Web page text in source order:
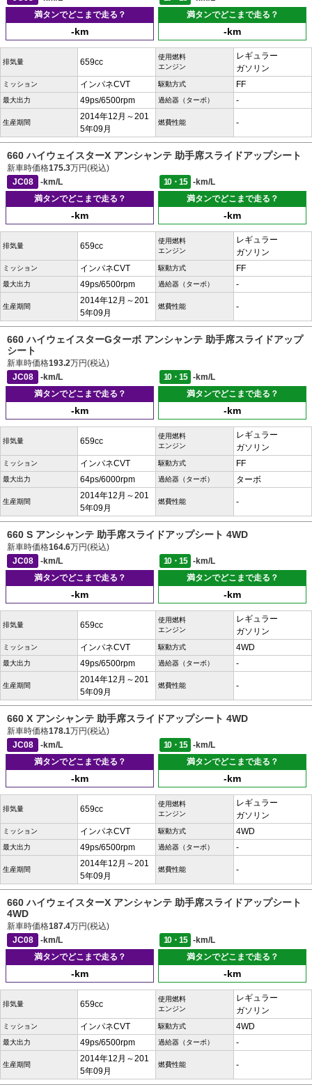
満タンでどこまで走る？
-km
満タンでどこまで走る？
-km
排気量 659cc
使用燃料
エンジン
レギュラー
ガソリン
ミッション インパネCVT 駆動方式 FF
最大出力 49ps/6500rpm 過給器（ターボ） -
生産期間
2014年12月～201
5年09月
燃費性能 -
660 ハイウェイスターX アンシャンテ 助手席スライドアップシート
新車時価格175.3万円(税込)
JC08
-km/L 10・15
-km/L
満タンでどこまで走る？
-km
満タンでどこまで走る？
-km
排気量 659cc
使用燃料
エンジン
レギュラー
ガソリン
ミッション インパネCVT 駆動方式 FF
最大出力 49ps/6500rpm 過給器（ターボ） -
生産期間
2014年12月～201
5年09月
燃費性能 -
660 ハイウェイスターGターボ アンシャンテ 助手席スライドアップ
シート
新車時価格193.2万円(税込)
JC08
-km/L 10・15
-km/L
満タンでどこまで走る？
-km
満タンでどこまで走る？
-km
排気量 659cc
使用燃料
エンジン
レギュラー
ガソリン
ミッション インパネCVT 駆動方式 FF
最大出力 64ps/6000rpm 過給器（ターボ） ターボ
生産期間
2014年12月～201
5年09月
燃費性能 -
660 S アンシャンテ 助手席スライドアップシート 4WD
新車時価格164.6万円(税込)
JC08
-km/L 10・15
-km/L
満タンでどこまで走る？
-km
満タンでどこまで走る？
-km
排気量 659cc
使用燃料
エンジン
レギュラー
ガソリン
ミッション インパネCVT 駆動方式 4WD
最大出力 49ps/6500rpm 過給器（ターボ） -
生産期間
2014年12月～201
5年09月
燃費性能 -
660 X アンシャンテ 助手席スライドアップシート 4WD
新車時価格178.1万円(税込)
JC08
-km/L 10・15
-km/L
満タンでどこまで走る？
-km
満タンでどこまで走る？
-km
排気量 659cc
使用燃料
エンジン
レギュラー
ガソリン
ミッション インパネCVT 駆動方式 4WD
最大出力 49ps/6500rpm 過給器（ターボ） -
生産期間
2014年12月～201
5年09月
燃費性能 -
660 ハイウェイスターX アンシャンテ 助手席スライドアップシート
4WD
新車時価格187.4万円(税込)
JC08
-km/L 10・15
-km/L
満タンでどこまで走る？
-km
満タンでどこまで走る？
-km
排気量 659cc
使用燃料
エンジン
レギュラー
ガソリン
ミッション インパネCVT 駆動方式 4WD
最大出力 49ps/6500rpm 過給器（ターボ） -
生産期間
2014年12月～201
5年09月
燃費性能 -